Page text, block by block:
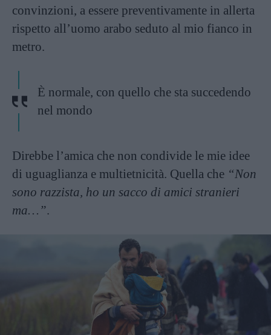
convinzioni, a essere preventivamente in allerta
rispetto all’uomo arabo seduto al mio fianco in
metro.
È normale, con quello che sta succedendo
nel mondo
Direbbe l’amica che non condivide le mie idee
di uguaglianza e multietnicità. Quella che “Non
sono razzista, ho un sacco di amici stranieri
ma…”.